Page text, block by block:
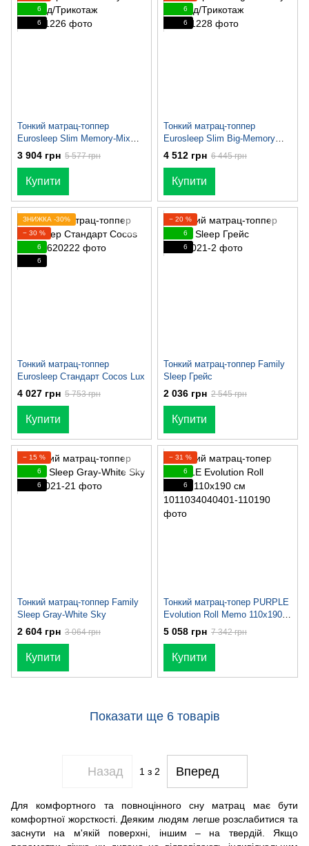
6
6
Тонкий матрац-топпер
Eurosleep Slim Memory-Mix
Жакард/Трикотаж
3 904 грн 5 577 грн
Купити
6
6
Тонкий матрац-топпер
Eurosleep Slim Big-Memory
Жакард/Трикотаж
4 512 грн 6 445 грн
Купити
ЗНИЖКА -30%
− 30 %
6
6
Тонкий матрац-топпер
Eurosleep Стандарт Cocos Lux
4 027 грн 5 753 грн
Купити
− 20 %
6
6
Тонкий матрац-топпер Family
Sleep Грейс
2 036 грн 2 545 грн
Купити
− 15 %
6
6
Тонкий матрац-топпер Family
Sleep Gray-White Sky
2 604 грн 3 064 грн
Купити
− 31 %
6
6
Тонкий матрац-топер PURPLE
Evolution Roll Memo 110x190
см
5 058 грн 7 342 грн
Купити
Показати ще 6 товарів
Назад 1з 2 Вперед
Для комфортного та повноцінного сну матрац має бути
комфортної жорсткості. Деяким людям легше розслабитися та
заснути на м'якій поверхні, іншим – на твердій. Якщо